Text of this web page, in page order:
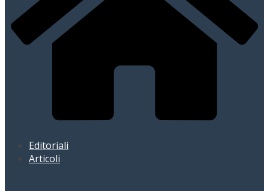
Editoriali
Articoli